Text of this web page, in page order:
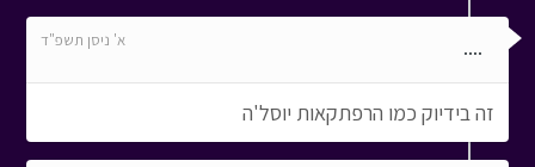
.... א' ניסן תשפ"ד
זה בידיוק כמו הרפתקאות יוסל'ה